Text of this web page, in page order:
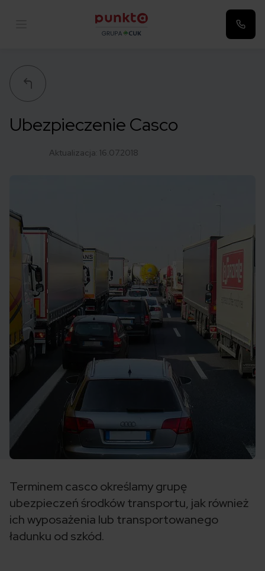
Ubezpieczenie Casco
Aktualizacja: 16.07.2018
Terminem casco określamy grupę
ubezpieczeń środków transportu, jak również
ich wyposażenia lub transportowanego
ładunku od szkód.